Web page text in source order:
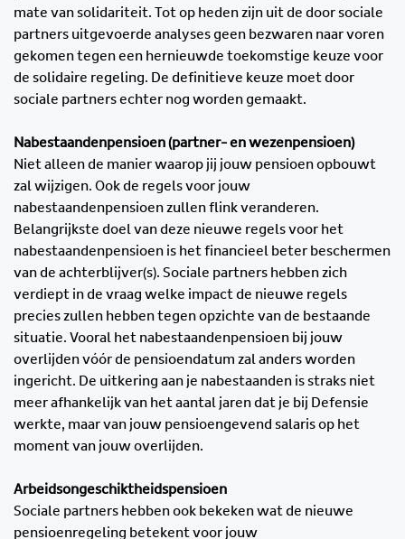
mate van solidariteit. Tot op heden zijn uit de door sociale
partners uitgevoerde analyses geen bezwaren naar voren
gekomen tegen een hernieuwde toekomstige keuze voor
de solidaire regeling. De definitieve keuze moet door
sociale partners echter nog worden gemaakt.
Nabestaandenpensioen (partner- en wezenpensioen)
Niet alleen de manier waarop jij jouw pensioen opbouwt
zal wijzigen. Ook de regels voor jouw
nabestaandenpensioen zullen flink veranderen.
Belangrijkste doel van deze nieuwe regels voor het
nabestaandenpensioen is het financieel beter beschermen
van de achterblijver(s). Sociale partners hebben zich
verdiept in de vraag welke impact de nieuwe regels
precies zullen hebben tegen opzichte van de bestaande
situatie. Vooral het nabestaandenpensioen bij jouw
overlijden vóór de pensioendatum zal anders worden
ingericht. De uitkering aan je nabestaanden is straks niet
meer afhankelijk van het aantal jaren dat je bij Defensie
werkte, maar van jouw pensioengevend salaris op het
moment van jouw overlijden.
Arbeidsongeschiktheidspensioen
Sociale partners hebben ook bekeken wat de nieuwe
pensioenregeling betekent voor jouw